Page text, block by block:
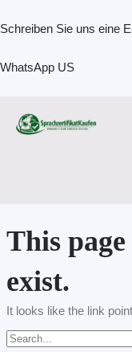
to
Schreiben Sie uns eine
WhatsApp US
This
exist.
It looks like the link
for: